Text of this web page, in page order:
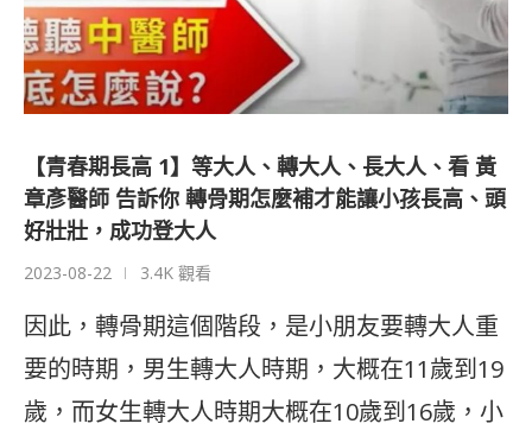
【青春期長高 1】等大人、轉大人、長大人、看 黃
章彥醫師 告訴你 轉骨期怎麼補才能讓小孩長高、頭
好壯壯，成功登大人
2023-08-22 3.4K 觀看
因此，轉骨期這個階段，是小朋友要轉大人重
要的時期，男生轉大人時期，大概在11歲到19
歲，而女生轉大人時期大概在10歲到16歲，小